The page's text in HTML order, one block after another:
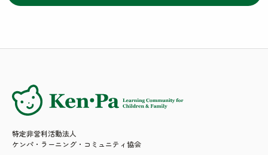
特定非営利活動法人
ケンパ・ラーニング・コミュニティ協会